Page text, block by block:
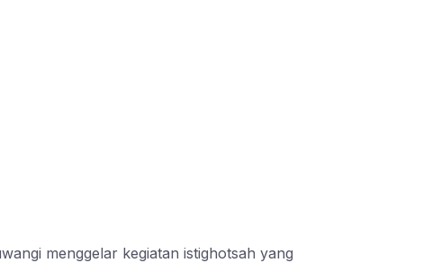
menggelar kegiatan istighotsah yang